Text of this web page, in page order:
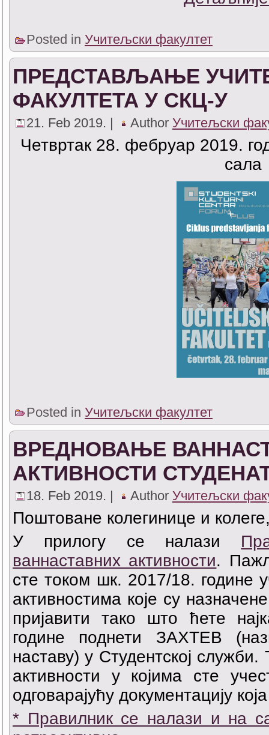
Posted in Учитељски факултет
ПРЕДСТАВЉАЊЕ
ФАКУЛТЕТА У СКЦ-У
21. Feb 2019. | Author Учитељски
Четвртак 28. фебруар 2019.
сала
Posted in Учитељски факултет
ВРЕДНОВАЊЕ
АКТИВНОСТИ
18. Feb 2019. | Author Учитељски
Поштоване колегинице и
У прилогу се налази
ваннаставних активности.
сте током шк. 2017/18. године
активностима које су
пријавити тако што ћете
године поднети ЗАХТЕВ
наставу) у Студентској
активности у којима сте
одговарајућу документацију
* Правилник се налази и на